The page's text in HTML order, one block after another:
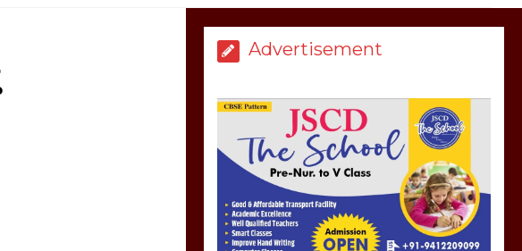
Advertisement
कर होलिका को किया तहस
नहस,मोहल्ले वालों के साथ
की गई गाली गलोच ,कहा
अगर रखी गई होली तो होगा
खून खराबा,
March 11, 2025